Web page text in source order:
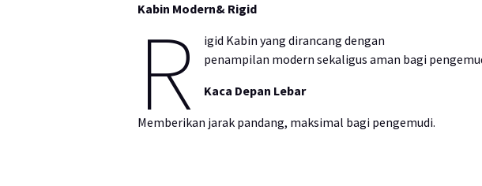
Kabin Modern& Rigid
R
igid Kabin yang dirancang dengan
penampilan modern sekaligus aman bagi
Kaca Depan Lebar
Memberikan jarak pandang, maksimal bagi pengemudi.